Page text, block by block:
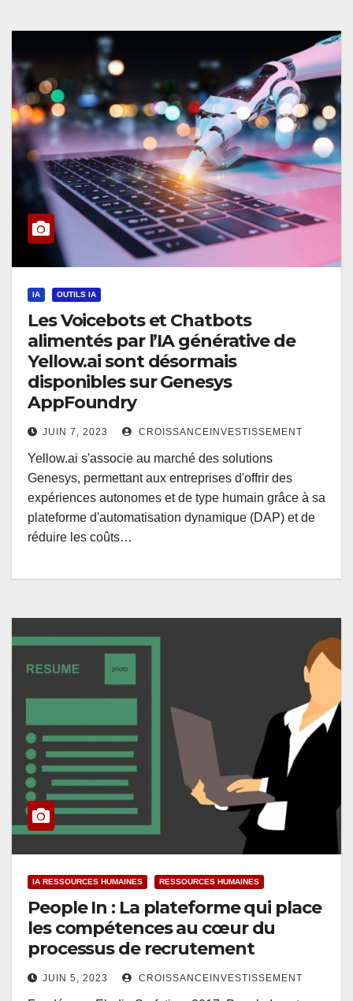
IA OUTILS IA
Les Voicebots et Chatbots
alimentés par l’IA générative de
Yellow.ai sont désormais
disponibles sur Genesys
AppFoundry
JUIN 7, 2023 CROISSANCEINVESTISSEMENT
Yellow.ai s'associe au marché des solutions
Genesys, permettant aux entreprises d'offrir des
expériences autonomes et de type humain grâce à sa
plateforme d'automatisation dynamique (DAP) et de
réduire les coûts…
IA RESSOURCES HUMAINES RESSOURCES HUMAINES
People In : La plateforme qui place
les compétences au cœur du
processus de recrutement
JUIN 5, 2023 CROISSANCEINVESTISSEMENT